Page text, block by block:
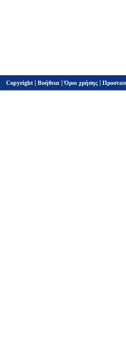
Copyright | Βοήθεια |Όροι χρήσης |